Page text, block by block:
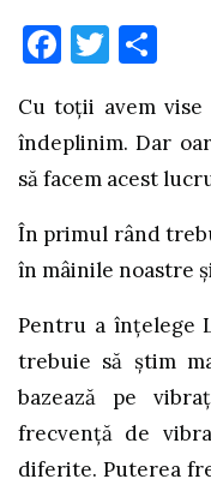
Facebook
Cu toții avem
îndeplinim. Dar
să facem acest
În primul rând
în mâinile noastre
Pentru a înțelege
trebuie să știm
bazează pe
frecvență de
diferite. Puterea